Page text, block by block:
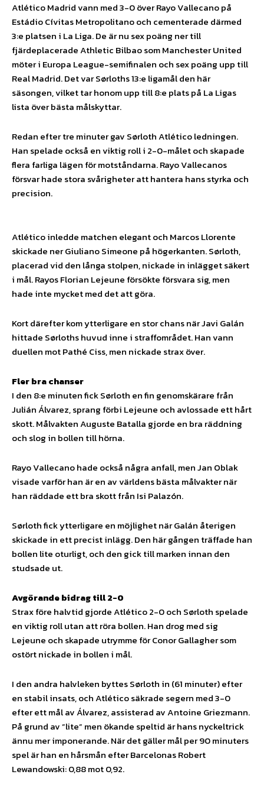
Atlético Madrid vann med 3-0 över Rayo Vallecano på
Estádio Cívitas Metropolitano och cementerade därmed
3:e platsen i La Liga. De är nu sex poäng ner till
fjärdeplacerade Athletic Bilbao som Manchester United
möter i Europa League-semifinalen och sex poäng upp till
Real Madrid. Det var Sørloths 13:e ligamål den här
säsongen, vilket tar honom upp till 8:e plats på La Ligas
lista över bästa målskyttar.
Redan efter tre minuter gav Sørloth Atlético ledningen.
Han spelade också en viktig roll i 2-0-målet och skapade
flera farliga lägen för motståndarna. Rayo Vallecanos
försvar hade stora svårigheter att hantera hans styrka och
precision.
Atlético inledde matchen elegant och Marcos Llorente
skickade ner Giuliano Simeone på högerkanten. Sørloth,
placerad vid den långa stolpen, nickade in inlägget säkert
i mål. Rayos Florian Lejeune försökte försvara sig, men
hade inte mycket med det att göra.
Kort därefter kom ytterligare en stor chans när Javi Galán
hittade Sørloths huvud inne i straffområdet. Han vann
duellen mot Pathé Ciss, men nickade strax över.
Fler bra chanser
I den 8:e minuten fick Sørloth en fin genomskärare från
Julián Álvarez, sprang förbi Lejeune och avlossade ett hårt
skott. Målvakten Auguste Batalla gjorde en bra räddning
och slog in bollen till hörna.
Rayo Vallecano hade också några anfall, men Jan Oblak
visade varför han är en av världens bästa målvakter när
han räddade ett bra skott från Isi Palazón.
Sørloth fick ytterligare en möjlighet när Galán återigen
skickade in ett precist inlägg. Den här gången träffade han
bollen lite oturligt, och den gick till marken innan den
studsade ut.
Avgörande bidrag till 2-0
Strax före halvtid gjorde Atlético 2-0 och Sørloth spelade
en viktig roll utan att röra bollen. Han drog med sig
Lejeune och skapade utrymme för Conor Gallagher som
ostört nickade in bollen i mål.
I den andra halvleken byttes Sørloth in (61 minuter) efter
en stabil insats, och Atlético säkrade segern med 3-0
efter ett mål av Álvarez, assisterad av Antoine Griezmann.
På grund av ”lite” men ökande speltid är hans nyckeltrick
ännu mer imponerande. När det gäller mål per 90 minuters
spel är han en hårsmån efter Barcelonas Robert
Lewandowski: 0,88 mot 0,92.